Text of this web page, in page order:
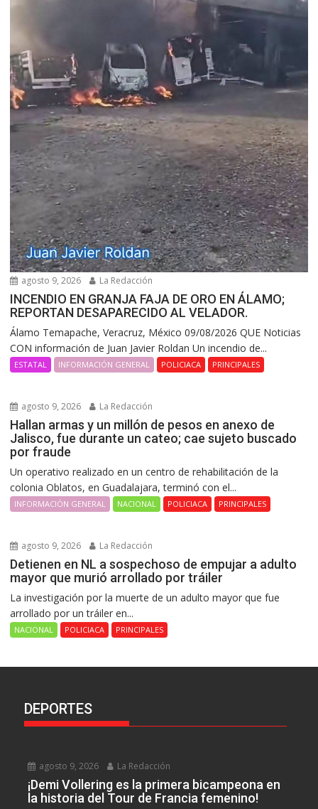
agosto 9, 2026 La Redacción
INCENDIO EN GRANJA FAJA DE ORO EN ÁLAMO;
REPORTAN DESAPARECIDO AL VELADOR.
Álamo Temapache, Veracruz, México 09/08/2026 QUE Noticias
CON información de Juan Javier Roldan Un incendio de...
ESTATAL INFORMACIÓN GENERAL POLICIACA PRINCIPALES
agosto 9, 2026 La Redacción
Hallan armas y un millón de pesos en anexo de
Jalisco, fue durante un cateo; cae sujeto buscado
por fraude
Un operativo realizado en un centro de rehabilitación de la
colonia Oblatos, en Guadalajara, terminó con el...
INFORMACIÓN GENERAL NACIONAL POLICIACA PRINCIPALES
agosto 9, 2026 La Redacción
Detienen en NL a sospechoso de empujar a adulto
mayor que murió arrollado por tráiler
La investigación por la muerte de un adulto mayor que fue
arrollado por un tráiler en...
NACIONAL POLICIACA PRINCIPALES
DEPORTES
agosto 9, 2026 La Redacción
¡Demi Vollering es la primera bicampeona en
la historia del Tour de Francia femenino!